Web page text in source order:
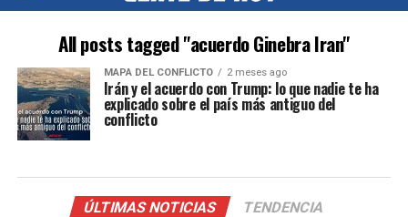
All posts tagged "acuerdo Ginebra Iran"
MAPA DEL CONFLICTO 2 meses ago
Irán y el acuerdo con Trump: lo que nadie te ha
explicado sobre el país más antiguo del
conflicto
ÚLTIMAS NOTICIAS TENDENCIA